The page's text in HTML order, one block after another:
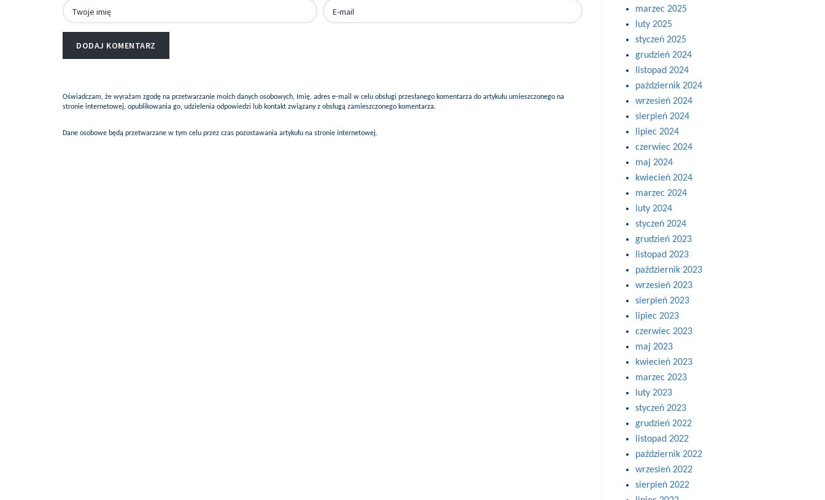
Oświadczam, że wyrażam zgodę na przetwarzanie moich danych osobowych, Imię, adres e-mail w celu obsługi przesłanego komentarza do artykułu umieszczonego na
stronie internetowej, opublikowania go, udzielenia odpowiedzi lub kontakt związany z obsługą zamieszczonego komentarza.
Dane osobowe będą przetwarzane w tym celu przez czas pozostawania artykułu na stronie internetowej.
marzec 2025
luty 2025
styczeń 2025
grudzień 2024
listopad 2024
październik 2024
wrzesień 2024
sierpień 2024
lipiec 2024
czerwiec 2024
maj 2024
kwiecień 2024
marzec 2024
luty 2024
styczeń 2024
grudzień 2023
listopad 2023
październik 2023
wrzesień 2023
sierpień 2023
lipiec 2023
czerwiec 2023
maj 2023
kwiecień 2023
marzec 2023
luty 2023
styczeń 2023
grudzień 2022
listopad 2022
październik 2022
wrzesień 2022
sierpień 2022